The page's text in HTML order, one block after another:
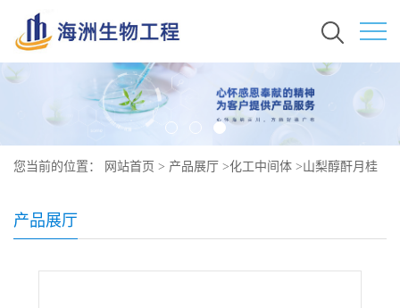
您当前的位置： 网站首页 > 产品展厅 >化工中间体 >山梨醇酐月桂
产品展厅